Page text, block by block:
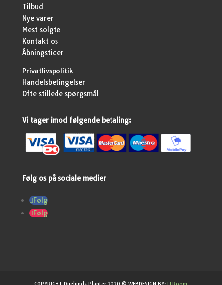
Tilbud
Nye varer
Mest solgte
Kontakt os
Åbningstider
Privatlivspolitik
Handelsbetingelser
Ofte stillede spørgsmål
Vi tager imod følgende betaling:
Følg os på sociale medier
Følg
Følg